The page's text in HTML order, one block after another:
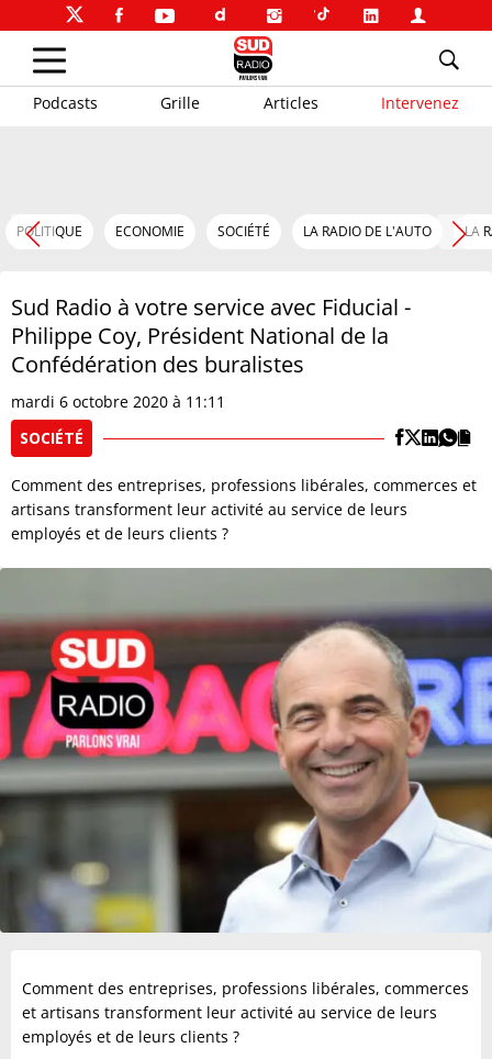
Podcasts Grille Articles Intervenez
POLITIQUE ECONOMIE SOCIÉTÉ LA RADIO DE L'AUTO LA
Sud Radio à votre service avec Fiducial -
Philippe Coy, Président National de la
Confédération des buralistes
mardi 6 octobre 2020 à 11:11
SOCIÉTÉ
Comment des entreprises, professions libérales, commerces et
artisans transforment leur activité au service de leurs
employés et de leurs clients ?
Comment des entreprises, professions libérales, commerces
et artisans transforment leur activité au service de leurs
employés et de leurs clients ?